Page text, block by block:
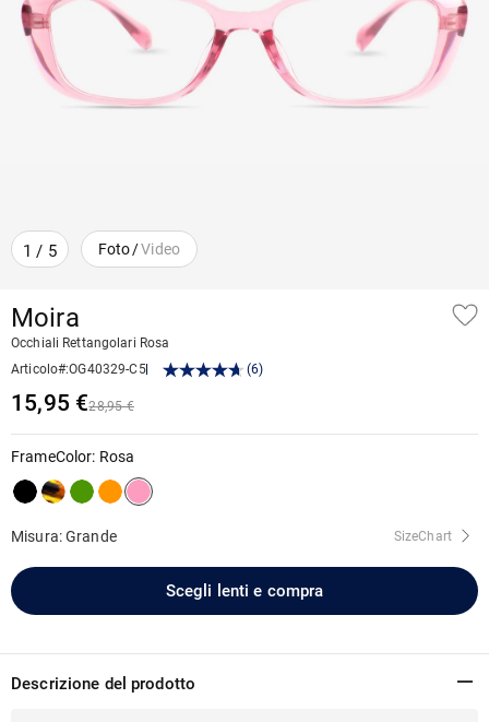
1 / 5 Foto/Video
Moira
Occhiali Rettangolari Rosa
Articolo#:OG40329-C5 (6)
15,95 €28,95 €
FrameColor: Rosa
Misura: Grande SizeChart
Scegli lenti e compra
Descrizione del prodotto